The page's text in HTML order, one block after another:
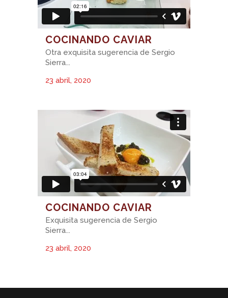
COCINANDO CAVIAR
Otra exquisita sugerencia de Sergio
Sierra...
23 abril, 2020
COCINANDO CAVIAR
Exquisita sugerencia de Sergio
Sierra...
23 abril, 2020